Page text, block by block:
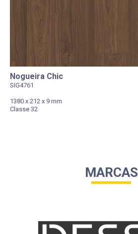
Nogueira Chic
SIG4761
1380 x 212 x 9 mm
Classe 32
MARCAS